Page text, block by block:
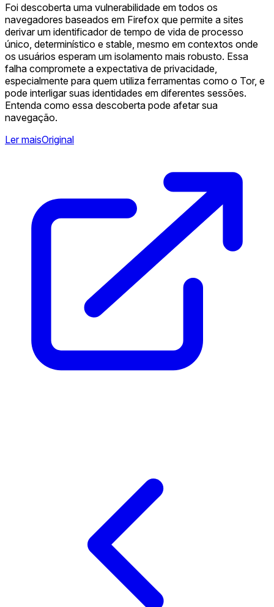
Foi descoberta uma vulnerabilidade em todos os
navegadores baseados em Firefox que permite a sites
derivar um identificador de tempo de vida de processo
único, determinístico e stable, mesmo em contextos onde
os usuários esperam um isolamento mais robusto. Essa
falha compromete a expectativa de privacidade,
especialmente para quem utiliza ferramentas como o Tor, e
pode interligar suas identidades em diferentes sessões.
Entenda como essa descoberta pode afetar sua
navegação.
Ler maisOriginal